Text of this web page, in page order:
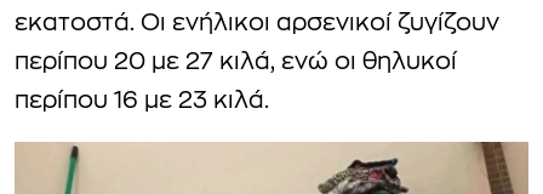
εκατοστά. Οι ενήλικοι αρσενικοί ζυγίζουν
περίπου 20 με 27 κιλά, ενώ οι θηλυκοί
περίπου 16 με 23 κιλά.